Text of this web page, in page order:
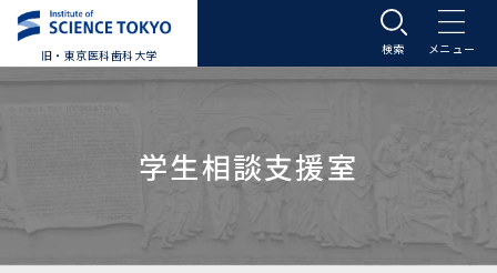
旧・東京医科歯科大学
大学案内トップ
学長メッセージ
入学案内トップ
学生生活
学生相談支援室